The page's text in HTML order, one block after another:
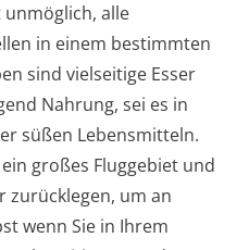
alle
in einem bestimmten
sind vielseitige Esser
Nahrung, sei es in
süßen Lebensmitteln.
großes Fluggebiet und
zurücklegen, um an
wenn Sie in Ihrem